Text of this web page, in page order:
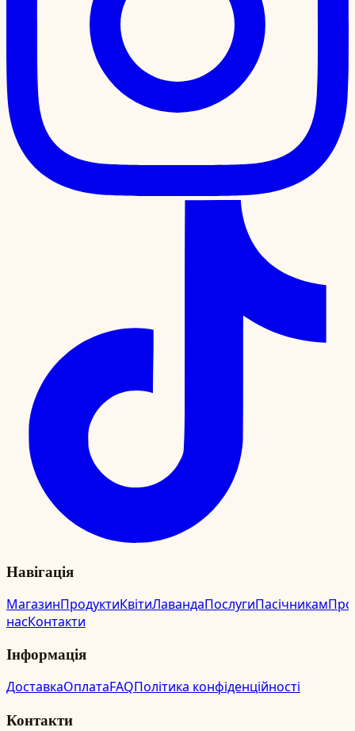
Навігація
МагазинПродуктиКвітиЛавандаПослугиПасічникамПро
насКонтакти
Інформація
ДоставкаОплатаFAQПолітика конфіденційності
Контакти